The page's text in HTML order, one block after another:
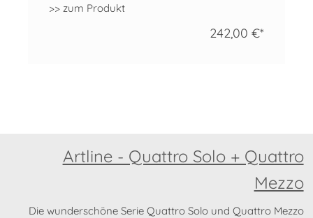
>> zum Produkt
242,00 €*
Artline - Quattro Solo + Quattro
Mezzo
Die wunderschöne Serie Quattro Solo und Quattro Mezzo